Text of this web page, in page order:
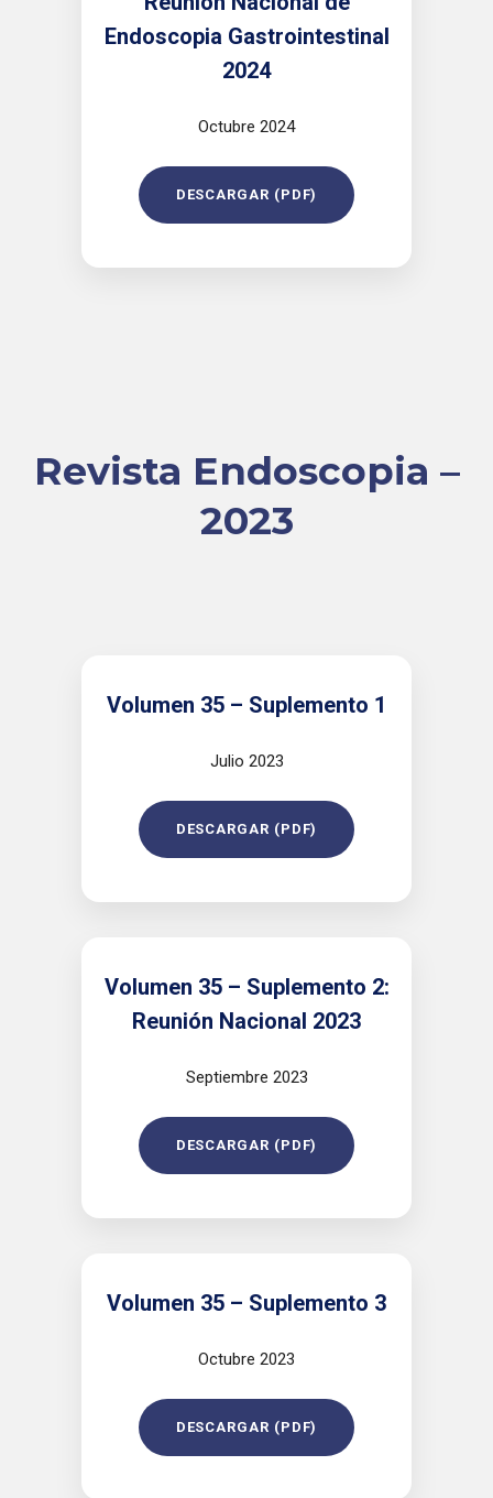
Endoscopia Gastrointestinal
2024
Octubre 2024
DESCARGAR (PDF)
Revista Endoscopia –
2023
Volumen 35 – Suplemento 1
Julio 2023
DESCARGAR (PDF)
Volumen 35 – Suplemento 2:
Reunión Nacional 2023
Septiembre 2023
DESCARGAR (PDF)
Volumen 35 – Suplemento 3
Octubre 2023
DESCARGAR (PDF)